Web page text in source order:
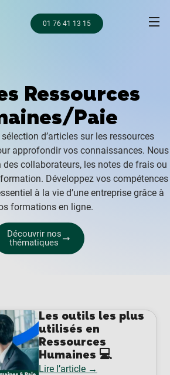
01 76 41 13 15
Ressources
Paie
d’articles sur les ressources
approfondir vos connaissances. Nous
collaborateurs, les notes de frais ou
Développez vos compétences
à la vie d’une entreprise grâce à
formations en ligne.
Découvrir nos
thématiques
Les outils les plus
utilisés en
Ressources
Humaines 💻
Lire l’article →